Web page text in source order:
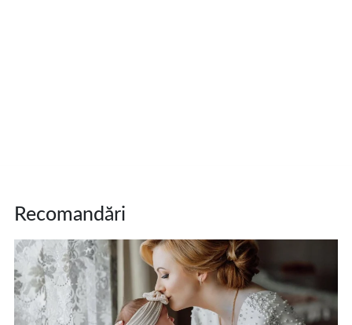
Recomandări